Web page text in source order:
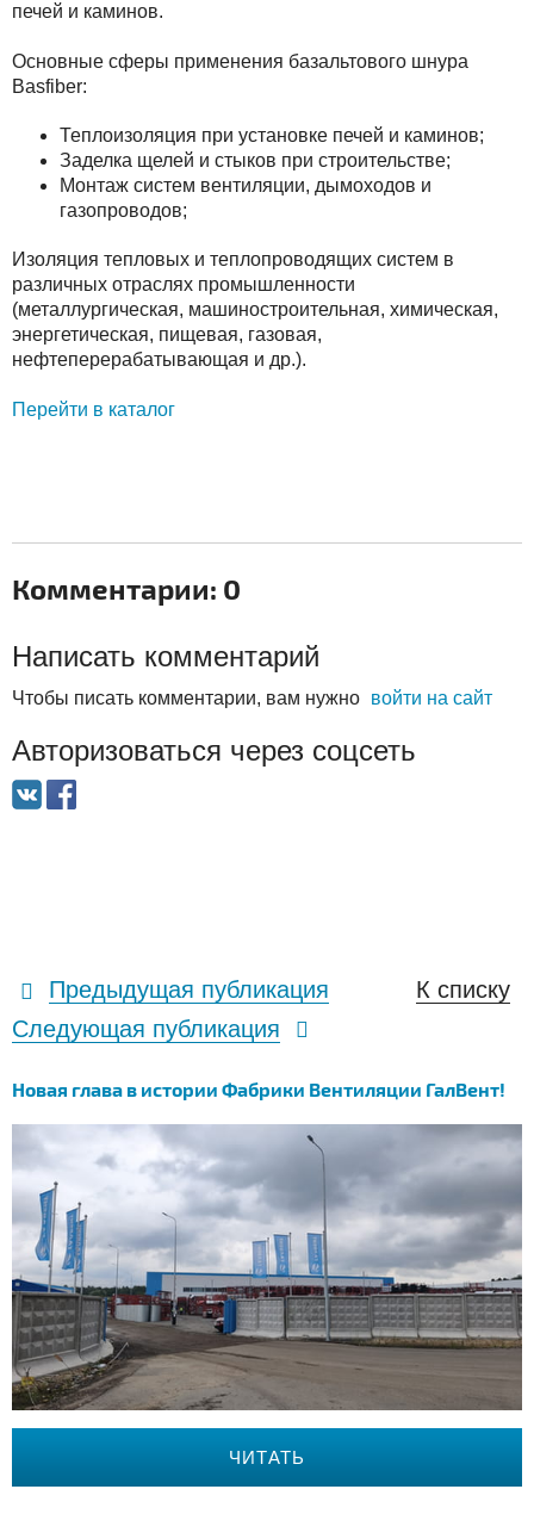
печей и каминов.
Основные сферы применения базальтового шнура
Basfiber:
Теплоизоляция при установке печей и каминов;
Заделка щелей и стыков при строительстве;
Монтаж систем вентиляции, дымоходов и
газопроводов;
Изоляция тепловых и теплопроводящих систем в
различных отраслях промышленности
(металлургическая, машиностроительная, химическая,
энергетическая, пищевая, газовая,
нефтеперерабатывающая и др.).
Перейти в каталог
Комментарии: 0
Написать комментарий
Чтобы писать комментарии, вам нужно войти на сайт
Авторизоваться через соцсеть
Предыдущая публикация
К списку
Следующая публикация
Новая глава в истории Фабрики Вентиляции ГалВент!
ЧИТАТЬ